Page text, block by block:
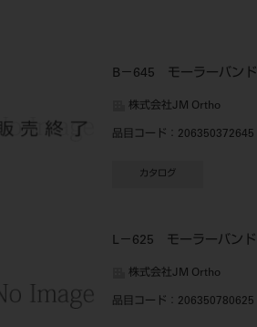
B－645 モーラーバンド
株式会社JM Ortho
品目コード ：206350372645
カタログ
L－625 モーラーバンド
株式会社JM Ortho
品目コード ：206350780625